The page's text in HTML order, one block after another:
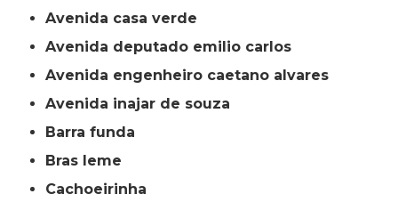
avenida casa verde
avenida deputado emilio carlos
avenida engenheiro caetano alvares
avenida inajar de souza
barra funda
bras leme
cachoeirinha